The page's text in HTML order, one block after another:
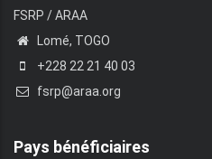
FSRP / ARAA
Lomé, TOGO
+228 22 21 40 03
fsrp@araa.org
Pays bénéficiaires